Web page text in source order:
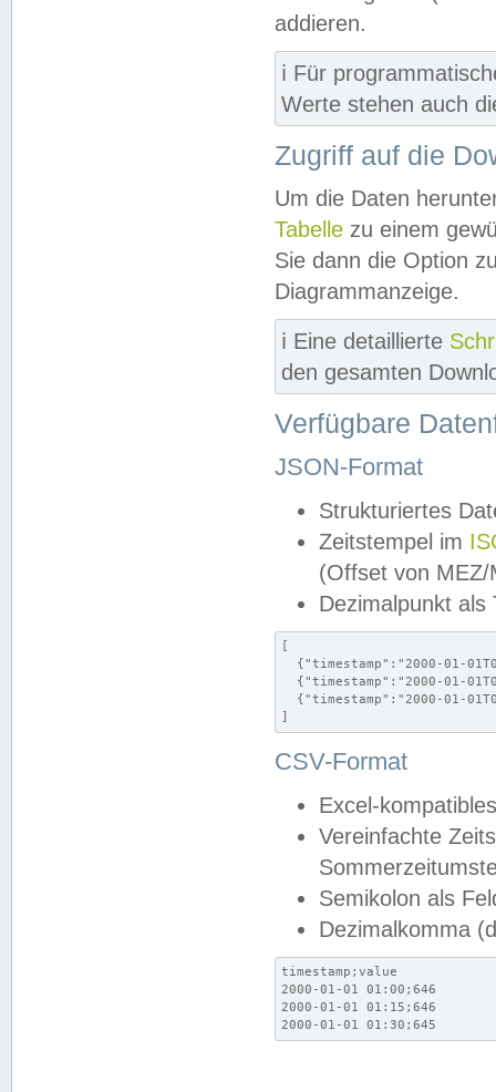
addieren.
ℹ️ Für
Werte stehen auch
Zugriff auf die
Um die Daten
Tabelle zu einem
Sie dann die Option
Diagrammanzeige.
ℹ️ Eine detaillierte
den gesamten
Verfügbare
JSON-Format
Strukturiertes
Zeitstempel im
(Offset von MEZ/
Dezimalpunkt als
[
{"timestamp":"2000-01-
{"timestamp":"2000-01-
{"timestamp":"2000-01-
]
CSV-Format
Excel-
Vereinfachte
Semikolon als
Dezimalkomma
timestamp;value
2000-01-01 01:00;646
2000-01-01 01:15;646
2000-01-01 01:30;645